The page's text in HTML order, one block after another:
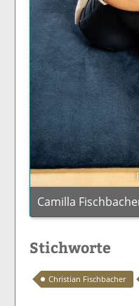
Camilla
Stichworte
Christian Fischbacher